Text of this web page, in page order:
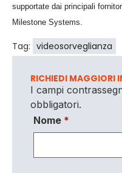
supportate dai principali
Milestone Systems.
Tag: videosorveglianza
RICHIEDI MAGGIORI
I campi
obbligatori.
Nome *